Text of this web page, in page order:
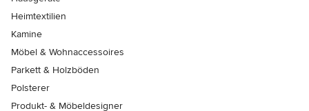
Heimtextilien
Kamine
Möbel & Wohnaccessoires
Parkett & Holzböden
Polsterer
Produkt- & Möbeldesigner